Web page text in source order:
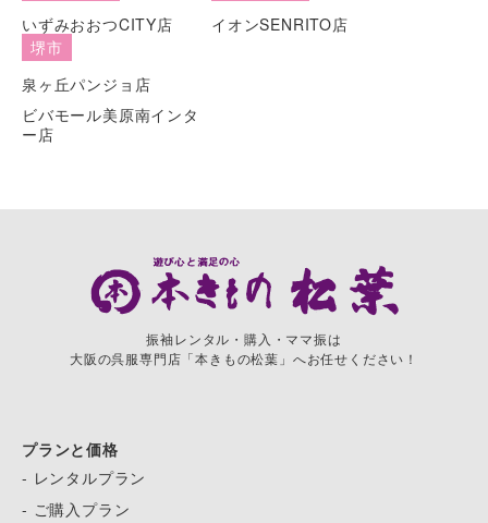
いずみおおつCITY店
イオンSENRITO店
堺市
泉ヶ丘パンジョ店
ビバモール美原南インタ
ー店
振袖レンタル・購入・ママ振は
大阪の呉服専門店「本きもの松葉」へお任せください！
プランと価格
- レンタルプラン
- ご購入プラン